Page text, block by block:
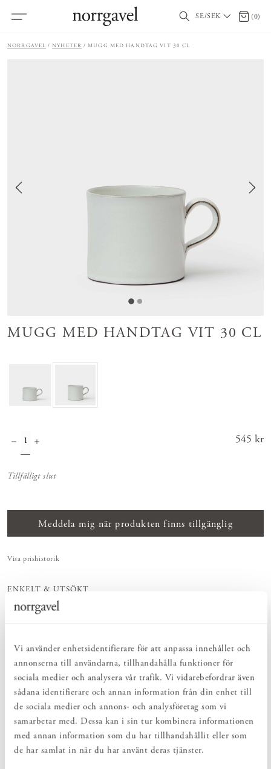
Vi använder enhetsidentifierare för att anpassa innehållet och
annonserna till användarna, tillhandahålla funktioner för
sociala medier och analysera vår trafik. Vi vidarebefordrar även
sådana identifierare och annan information från din enhet till
de sociala medier och annons- och analysföretag som vi
samarbetar med. Dessa kan i sin tur kombinera informationen
med annan information som du har tillhandahållit eller som
de har samlat in när du har använt deras tjänster.
SE/SEK 0 (0)
NORRGAVEL NYHETER MUGG MED HANDTAG VIT 30 CL
MUGG MED HANDTAG VIT 30 CL
Pris :
545 kr
Tillfälligt slut
Meddela mig när produkten finns tillgänglig
Visa prishistorik
ENKELT & UTSÖKT
Hos oss hittar du ett kurerat sortiment av inredning som gör vardagslivet
både enkelt och vackert.
hållbara naturmaterial.
HARMONISK HELHET
Inredningsdetaljer som kompletterar möblerna och skapar en harmonisk
helhetsupplevelse.
PRODUKTBESKRIVNING
Mugg i glaserat stengods med tidlös design. Muggen tål maskindisk